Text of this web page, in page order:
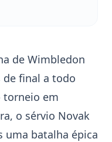
de Wimbledon
de final a todo
torneio em
o sérvio Novak
uma batalha épica